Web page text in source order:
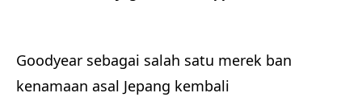
Goodyear sebagai salah satu merek ban
kenamaan asal Jepang kembali